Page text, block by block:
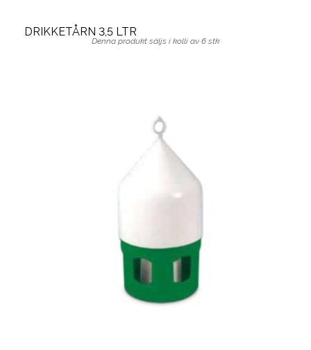
DRIKKETÅRN 3,5 LTR
Denna produkt säljs i kolli av 6 stk